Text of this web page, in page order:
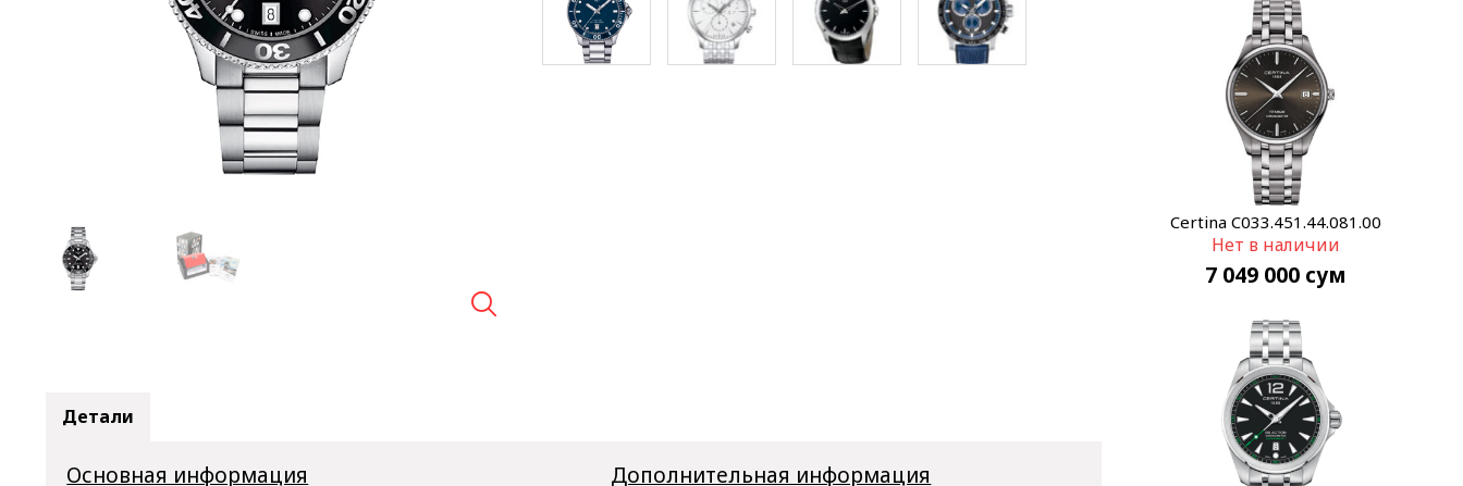
Детали
Основная информация Дополнительная информация
Certina C033.451.44.081.00
Нет в наличии
7 049 000 сум